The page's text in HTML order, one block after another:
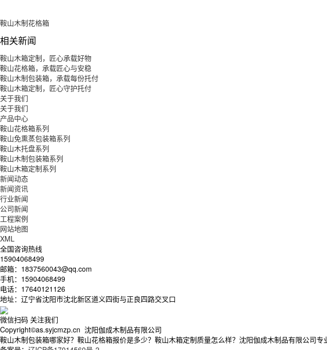
鞍山木制花格箱
相关新闻
鞍山木箱定制，匠心承载好物
鞍山花格箱，承载匠心与安稳
鞍山木制包装箱，承载每份托付
鞍山木箱定制，匠心守护托付
关于我们
关于我们
产品中心
鞍山花格箱系列
鞍山免熏蒸包装箱系列
鞍山木托盘系列
鞍山木制包装箱系列
鞍山木箱定制系列
新闻动态
新闻资讯
行业新闻
公司新闻
工程案例
网站地图
XML
全国咨询热线
15904068499
邮箱：1837560043@qq.com
手机：15904068499
电话：17640121126
地址：辽宁省沈阳市沈北新区道义四街与正良四路交叉口
微信扫码 关注我们
Copyright©as.syjcmzp.cn 沈阳伽成木制品有限公司
鞍山木制包装箱哪家好？鞍山花格箱报价是多少？鞍山木箱定制质量怎么样？沈阳伽成木制品有限公司